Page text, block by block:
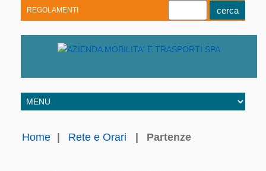
REGOLAMENTI
Home Rete e Orari Partenze